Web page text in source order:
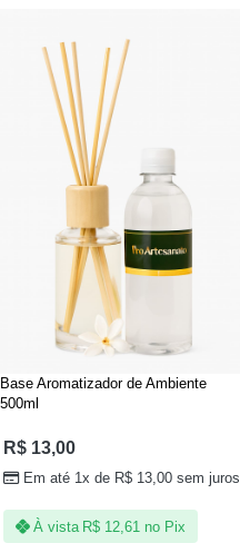
Base Aromatizador de Ambiente
500ml
R$13,00
Em até 1x de R$ 13,00 sem juros
À vista R$ 12,61 no Pix